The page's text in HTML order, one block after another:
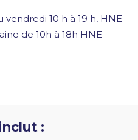
vendredi 10 h à 19 h, HNE
de 10h à 18h HNE
: